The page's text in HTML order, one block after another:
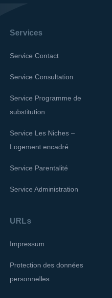
Services
Service Contact
Service Consultation
Service Programme de
substitution
Service Les Niches –
Logement encadré
Service Parentalité
Service Administration
URLs
Impressum
Protection des données
personnelles